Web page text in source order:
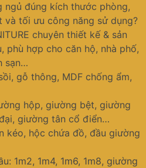
ngủ đúng kích thước phòng,
và tối ưu công năng sử dụng?
chuyên thiết kế & sản
phù hợp cho căn hộ, nhà phố,
sạn…
gỗ thông, MDF chống ẩm,
hộp, giường bệt, giường
giường tân cổ điển…
kéo, hộc chứa đồ, đầu giường
1m2, 1m4, 1m6, 1m8, giường